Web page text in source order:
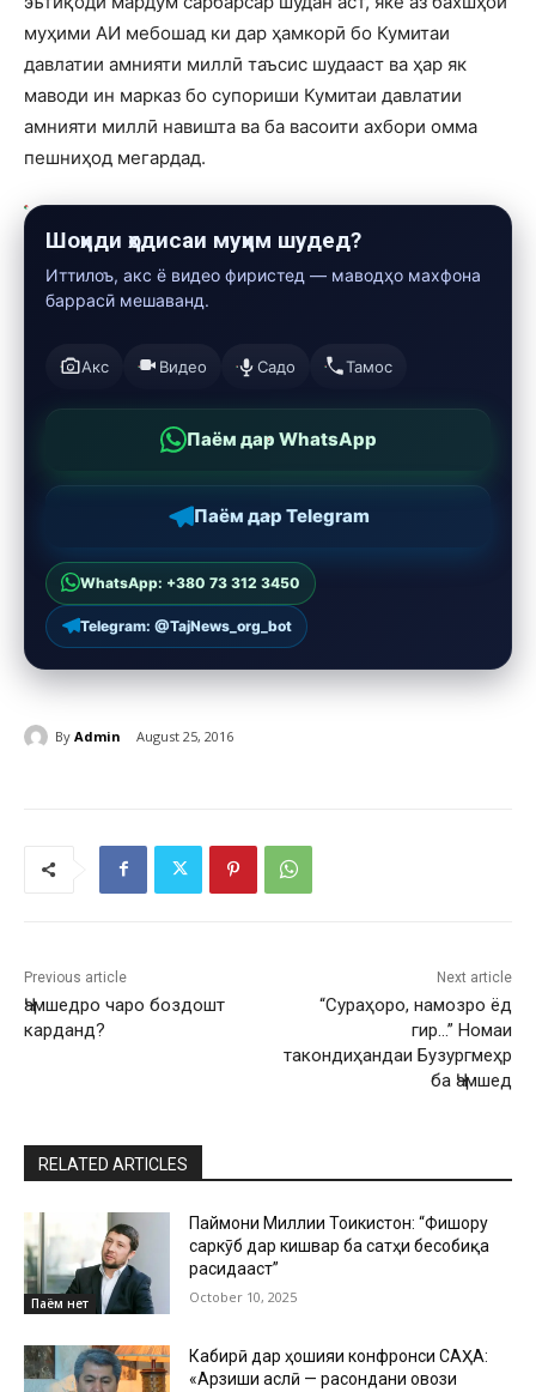
муҳими АИ мебошад ки дар ҳамкорӣ бо Кумитаи
давлатии амнияти миллӣ таъсис шудааст ва ҳар як
маводи ин марказ бо супориши Кумитаи давлатии
амнияти миллӣ навишта ва ба васоити ахбори омма
пешниҳод мегардад.
Шоҳиди ҳодисаи муҳим шудед?
Иттилоъ, акс ё видео фиристед — маводҳо махфона
баррасӣ мешаванд.
Акс Видео Садо Тамос
Паём дар WhatsApp
Паём дар Telegram
WhatsApp: +380 73 312 3450
Telegram: @TajNews_org_bot
By Admin August 25, 2016
Previous article
Ҷамшедро чаро боздошт
карданд?
Next article
“Сураҳоро, намозро ёд
гир…” Номаи
такондиҳандаи Бузургмеҳр
ба Ҷамшед
RELATED ARTICLES
Паём нет
Паймони Миллии Тоҷикистон: “Фишору
саркӯб дар кишвар ба сатҳи бесобиқа
расидааст”
October 10, 2025
Кабирӣ дар ҳошияи конфронси САҲА:
«Арзиши аслӣ — расондани овози